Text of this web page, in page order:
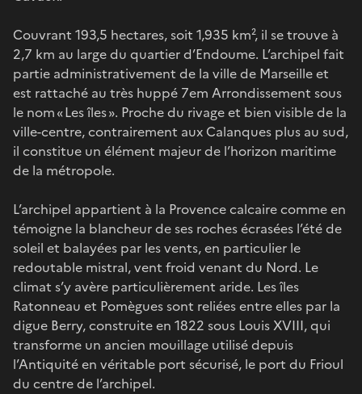
Couvrant 193,5 hectares, soit 1,935 km², il se trouve à
2,7 km au large du quartier d’Endoume. L’archipel fait
partie administrativement de la ville de Marseille et
est rattaché au très huppé 7em Arrondissement sous
le nom « Les îles ». Proche du rivage et bien visible de la
ville-centre, contrairement aux Calanques plus au sud,
il constitue un élément majeur de l’horizon maritime
de la métropole.
L’archipel appartient à la Provence calcaire comme en
témoigne la blancheur de ses roches écrasées l’été de
soleil et balayées par les vents, en particulier le
redoutable mistral, vent froid venant du Nord. Le
climat s’y avère particulièrement aride. Les îles
Ratonneau et Pomègues sont reliées entre elles par la
digue Berry, construite en 1822 sous Louis XVIII, qui
transforme un ancien mouillage utilisé depuis
l’Antiquité en véritable port sécurisé, le port du Frioul
du centre de l’archipel.